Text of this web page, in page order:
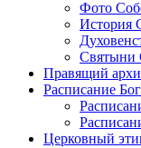
Фото
История
Святыни
Правящий
Расписание
Церковный